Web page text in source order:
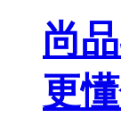
尚
更